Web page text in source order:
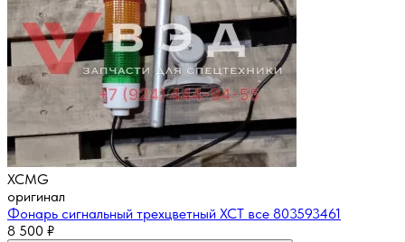
XCMG
оригинал
Фонарь сигнальный трехцветный XCT все 803593461
8 500 ₽